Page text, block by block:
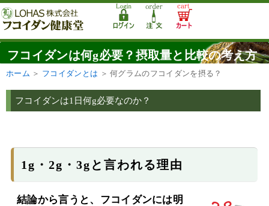
フコイダンは何g必要？摂取量と比較の考え方
ホーム ＞ フコイダンとは ＞何グラムのフコイダンを摂る？
フコイダンは1日何g必要なのか？
1g・2g・3gと言われる理由
結論から言うと、フコイダンには明